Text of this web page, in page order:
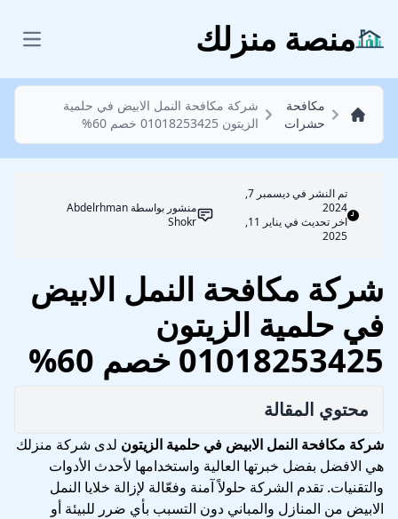
منصة منزلك
مكافحة
حشرات
شركة مكافحة النمل الابيض في حلمية
الزيتون 01018253425 خصم 60%
تم النشر في
ديسمبر 7,
2024
اخر تحديث في يناير 11,
2025
منشور بواسطةAbdelrhman
Shokr
شركة مكافحة النمل الابيض
في حلمية الزيتون
01018253425 خصم 60%
محتوي المقالة
شركة مكافحة النمل الابيض في حلمية الزيتون لدى شركة منزلك
هي الافضل بفضل خبرتها العالية واستخدامها لأحدث الأدوات
والتقنيات. تقدم الشركة حلولاً آمنة وفعّالة لإزالة خلايا النمل
الابيض من المنازل والمباني دون التسبب بأي ضرر للبيئة أو